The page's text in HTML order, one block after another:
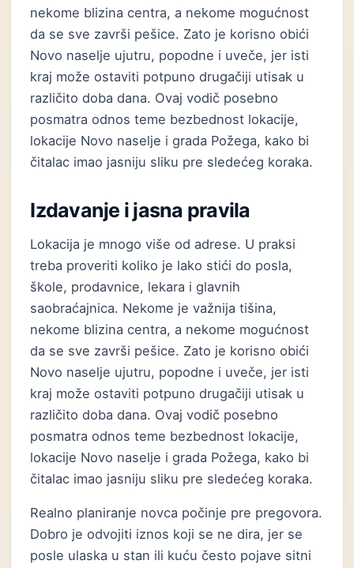
nekome blizina centra, a nekome mogućnost
da se sve završi pešice. Zato je korisno obići
Novo naselje ujutru, popodne i uveče, jer isti
kraj može ostaviti potpuno drugačiji utisak u
različito doba dana. Ovaj vodič posebno
posmatra odnos teme bezbednost lokacije,
lokacije Novo naselje i grada Požega, kako bi
čitalac imao jasniju sliku pre sledećeg koraka.
Izdavanje i jasna pravila
Lokacija je mnogo više od adrese. U praksi
treba proveriti koliko je lako stići do posla,
škole, prodavnice, lekara i glavnih
saobraćajnica. Nekome je važnija tišina,
nekome blizina centra, a nekome mogućnost
da se sve završi pešice. Zato je korisno obići
Novo naselje ujutru, popodne i uveče, jer isti
kraj može ostaviti potpuno drugačiji utisak u
različito doba dana. Ovaj vodič posebno
posmatra odnos teme bezbednost lokacije,
lokacije Novo naselje i grada Požega, kako bi
čitalac imao jasniju sliku pre sledećeg koraka.
Realno planiranje novca počinje pre pregovora.
Dobro je odvojiti iznos koji se ne dira, jer se
posle ulaska u stan ili kuću često pojave sitni